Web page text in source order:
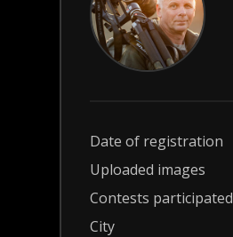
Date of registration
Uploaded images
Contests participated
City